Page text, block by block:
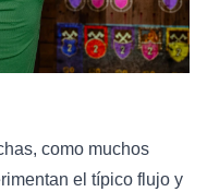
como muchos
el típico flujo y